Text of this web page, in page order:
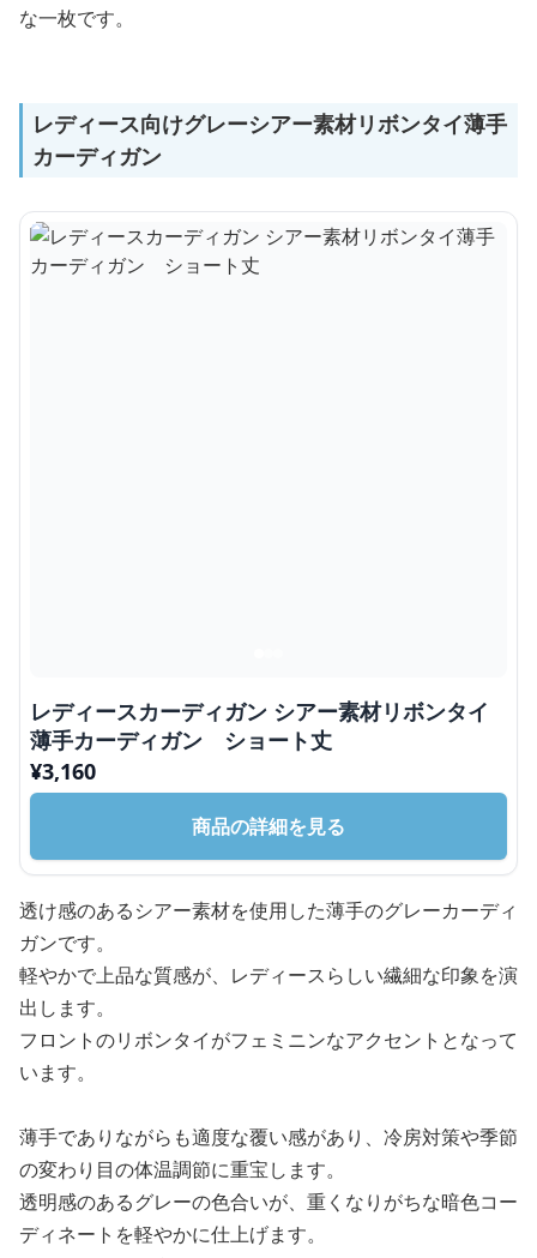
な一枚です。
レディース向けグレーシアー素材リボンタイ薄手
カーディガン
レディースカーディガン シアー素材リボンタイ
薄手カーディガン ショート丈
¥3,160
商品の詳細を見る
透け感のあるシアー素材を使用した薄手のグレーカーディ
ガンです。
軽やかで上品な質感が、レディースらしい繊細な印象を演
出します。
フロントのリボンタイがフェミニンなアクセントとなって
います。
薄手でありながらも適度な覆い感があり、冷房対策や季節
の変わり目の体温調節に重宝します。
透明感のあるグレーの色合いが、重くなりがちな暗色コー
ディネートを軽やかに仕上げます。